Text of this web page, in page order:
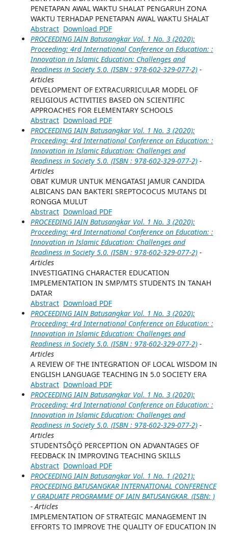
PENETAPAN AWAL WAKTU SHALAT PENGARUH ZONA
WAKTU TERHADAP PENETAPAN AWAL WAKTU SHALAT
Abstract Download PDF
PROCEEDING IAIN Batusangkar Vol. 1 No. 3 (2020):
Proceeding: 4rd International Conference on Education: :
Innovation in Islamic Education: Challenges and
Readiness in Society 5.0. (ISBN : 978-602-329-077-2) -
Articles
DEVELOPMENT OF EXTRACURRICULAR MODEL OF
RELIGIOUS ACTIVITIES BASED ON SCIENTIFIC
APPROACHES FOR ELEMENTARY SCHOOLS
Abstract Download PDF
PROCEEDING IAIN Batusangkar Vol. 1 No. 3 (2020):
Proceeding: 4rd International Conference on Education: :
Innovation in Islamic Education: Challenges and
Readiness in Society 5.0. (ISBN : 978-602-329-077-2) -
Articles
OBAT KUMUR UNTUK MENGATASI JAMUR CANDIDA
ALBICANS DAN BAKTERI SREPTOCOCUS MUTANS DI
RONGGA MULUT
Abstract Download PDF
PROCEEDING IAIN Batusangkar Vol. 1 No. 3 (2020):
Proceeding: 4rd International Conference on Education: :
Innovation in Islamic Education: Challenges and
Readiness in Society 5.0. (ISBN : 978-602-329-077-2) -
Articles
INVESTIGATING CHARACTER EDUCATION
IMPLEMENTATION IN SMP/MTS STUDENTS IN TANAH
DATAR
Abstract Download PDF
PROCEEDING IAIN Batusangkar Vol. 1 No. 3 (2020):
Proceeding: 4rd International Conference on Education: :
Innovation in Islamic Education: Challenges and
Readiness in Society 5.0. (ISBN : 978-602-329-077-2) -
Articles
A REVIEW OF THE INTEGRATION OF LOCAL WISDOM IN
ENGLISH LANGUAGE TEACHING IN 5.0 SOCIETY ERA
Abstract Download PDF
PROCEEDING IAIN Batusangkar Vol. 1 No. 3 (2020):
Proceeding: 4rd International Conference on Education: :
Innovation in Islamic Education: Challenges and
Readiness in Society 5.0. (ISBN : 978-602-329-077-2) -
Articles
STUDENTSÔÇÖ PERCEPTION ON ADVANTAGES OF
FEEDBACK IN IMPROVING TEACHING SKILLS
Abstract Download PDF
PROCEEDING IAIN Batusangkar Vol. 1 No. 1 (2021):
PROCEEDING BATUSANGKAR INTERNATIONAL CONFERENCE
V GRADUATE PROGRAMME OF IAIN BATUSANGKAR. (ISBN: )
- Articles
IMPLEMENTATION OF STRATEGIC MANAGEMENT IN
EFFORTS TO IMPROVE THE QUALITY OF EDUCATION IN